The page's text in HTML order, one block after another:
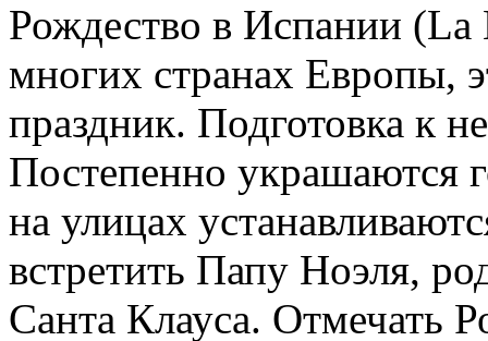
Рождество в Испании (La
многих странах Европы,
праздник. Подготовка к
Постепенно украшаются
на улицах
встретить Папу Ноэля,
Санта Клауса. Отмечать